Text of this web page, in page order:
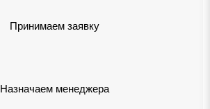
Принимаем заявку
Назначаем менеджера